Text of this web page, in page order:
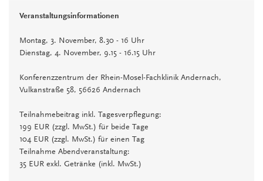
Veranstaltungsinformationen
Montag, 3. November, 8.30 - 16 Uhr
Dienstag, 4. November, 9.15 - 16.15 Uhr
Konferenzzentrum der Rhein-Mosel-Fachklinik Andernach,
Vulkanstraße 58, 56626 Andernach
Teilnahmebeitrag inkl. Tagesverpflegung:
199 EUR (zzgl. MwSt.) für beide Tage
104 EUR (zzgl. MwSt.) für einen Tag
Teilnahme Abendveranstaltung:
35 EUR exkl. Getränke (inkl. MwSt.)